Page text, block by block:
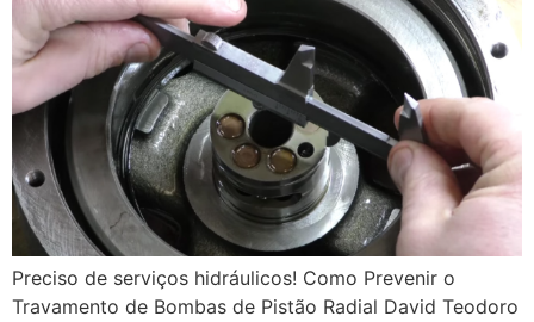
Preciso de serviços hidráulicos! Como Prevenir o
Travamento de Bombas de Pistão Radial David Teodoro